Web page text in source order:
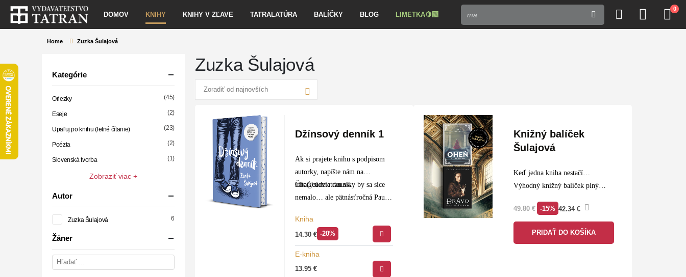
DOMOV KNIHY KNIHY V ZĽAVE TATRALATÚRA BALÍČKY BLOG LIMETKA🍋‍🟩
0
Home Zuzka Šulajová
Zuzka Šulajová
Džínsový denník 1
Ak si prajete knihu s podpisom
autorky, napíšte nám na
info@slovtatran.sk.
Čítať cudzie denníky by sa síce
nemalo… ale pätnásťročná Paula
Paula je prváčka na gymnáziu a
jej…
Kniha
14.30€ -20%
E-kniha
13.95€
Knižný balíček
Šulajová
Keď jedna kniha nestačí…
Výhodný knižný balíček plný
voľbou pre každého knihomoľa.
49.80€ -15% 42.34€
PRIDAŤ DO KOŠÍKA
Kategórie
Oriezky (45)
Eseje (2)
Upaľuj po knihu (letné čítanie) (23)
Poézia (2)
Slovenská tvorba (1)
Zobraziť viac +
Autor
Zuzka Šulajová 6
Žáner